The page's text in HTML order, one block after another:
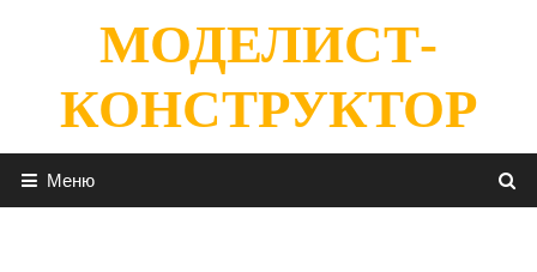
содержимомуМОДЕЛИСТ-
КОНСТРУКТОР
Меню